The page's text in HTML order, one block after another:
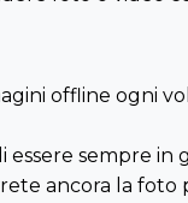
offline ogni
sempre
ancora la